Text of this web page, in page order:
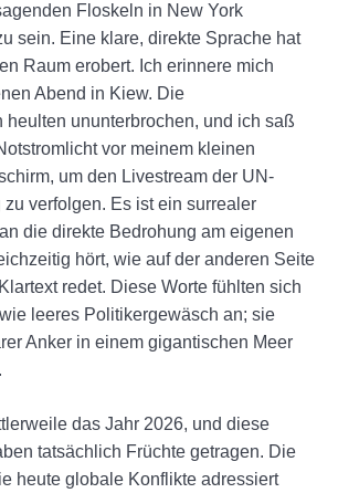
Floskeln in New York
sein. Eine klare, direkte Sprache hat
Raum erobert. Ich erinnere mich
Abend in Kiew. Die
heulten ununterbrochen, und ich saß
vor meinem kleinen
um den Livestream der UN-
verfolgen. Es ist ein surrealer
die direkte Bedrohung am eigenen
hört, wie auf der anderen Seite
redet. Diese Worte fühlten sich
leeres Politikergewäsch an; sie
Anker in einem gigantischen Meer
das Jahr 2026, und diese
tatsächlich Früchte getragen. Die
heute globale Konflikte adressiert